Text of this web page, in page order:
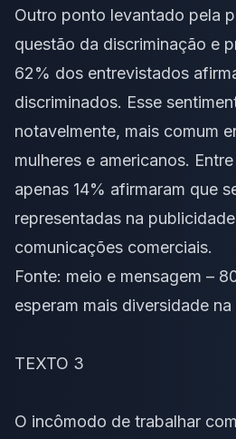
Outro ponto levantado pela
questão da discriminação e
62% dos entrevistados
discriminados. Esse
notavelmente, mais comum
mulheres e americanos.
apenas 14% afirmaram que
representadas na
comunicações comerciais.
Fonte: meio e mensagem –
esperam mais diversidade
TEXTO 3
O incômodo de trabalhar